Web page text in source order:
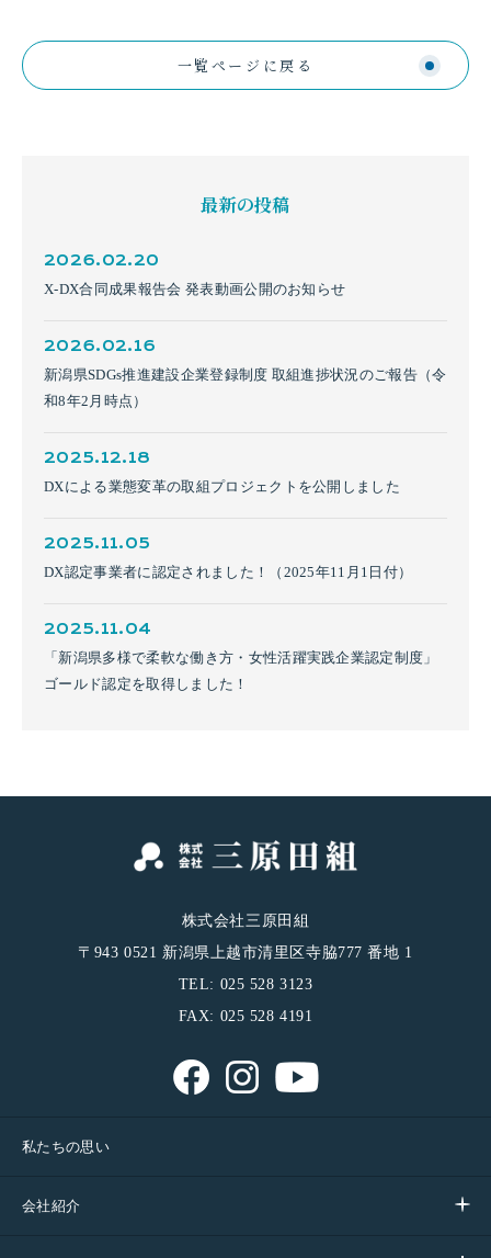
一覧ページに戻る
最新の投稿
X-DX合同成果報告会 発表動画公開のお知らせ
2026.02.20
新潟県SDGs推進建設企業登録制度 取組進捗状況のご報告（令
和8年2月時点）
2026.02.16
DXによる業態変革の取組プロジェクトを公開しました
2025.12.18
DX認定事業者に認定されました！（2025年11月1日付）
2025.11.05
「新潟県多様で柔軟な働き方・女性活躍実践企業認定制度」
ゴールド認定を取得しました！
2025.11.04
株式会社三原田組
〒943 0521 新潟県上越市清里区寺脇777 番地 1
TEL: 025 528 3123
FAX: 025 528 4191
私たちの思い
会社紹介